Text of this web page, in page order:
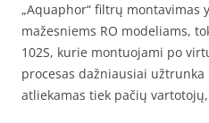
„Aquaphor“ filtrų montavimas
mažesniems RO modeliams,
102S, kurie montuojami po
procesas dažniausiai
atliekamas tiek pačių